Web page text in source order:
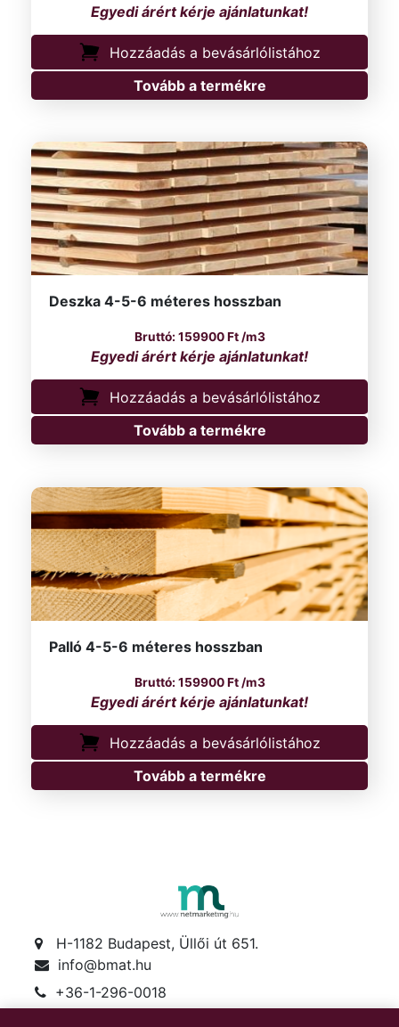
Hozzáadás a bevásárlólistához
Tovább a termékre
Deszka 4-5-6 méteres hosszban
159900Ft/m3
Hozzáadás a bevásárlólistához
Tovább a termékre
Palló 4-5-6 méteres hosszban
159900Ft/m3
Hozzáadás a bevásárlólistához
Tovább a termékre
H-1182 Budapest, Üllői út 651.
info@bmat.hu
+36-1-296-0018
+36-30-622-1719